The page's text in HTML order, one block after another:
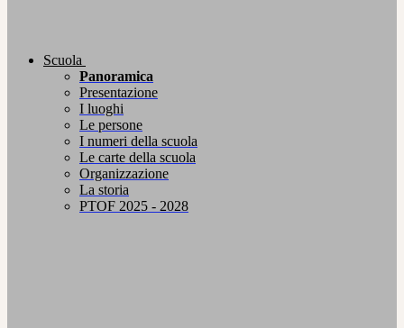
Scuola
Panoramica
Presentazione
I luoghi
Le persone
I numeri della scuola
Le carte della scuola
Organizzazione
La storia
PTOF 2025 - 2028